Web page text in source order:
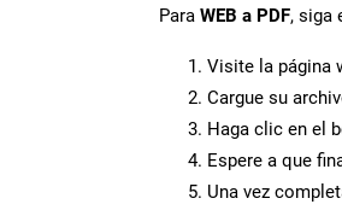
Para WEB a PDF, siga
Visite la página
Cargue su
Haga clic en el
Espere a que
Una vez